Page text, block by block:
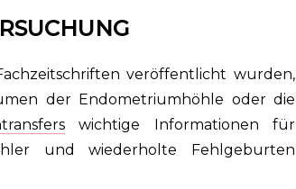
veröffentlicht wurden,
der Endometriumhöhle oder die
wichtige Informationen für
und wiederholte Fehlgeburten